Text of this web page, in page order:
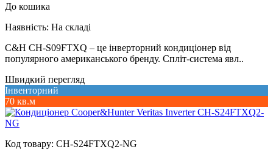
До кошика
Наявність: На складі
C&H CH-S09FTXQ – це інверторний кондиціонер від
популярного американського бренду. Спліт-система явл..
Швидкий перегляд
Інвенторний
70 кв.м
Код товару: CH-S24FTXQ2-NG